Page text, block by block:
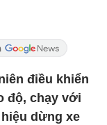
điều khiển
độ, chạy với
dừng xe